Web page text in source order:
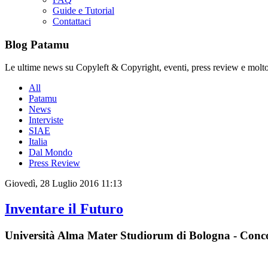
Guide e Tutorial
Contattaci
Blog Patamu
Le ultime news su Copyleft & Copyright, eventi, press review e
All
Patamu
News
Interviste
SIAE
Italia
Dal Mondo
Press Review
Giovedì, 28 Luglio 2016 11:13
Inventare il Futuro
Università Alma Mater Studiorum di Bologna -